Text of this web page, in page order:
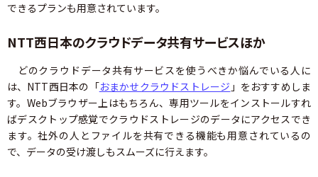
できるプランも用意されています。
NTT西日本のクラウドデータ共有サービスほか
どのクラウドデータ共有サービスを使うべきか悩んでいる人に
は、NTT西日本の「おまかせクラウドストレージ 」をおすすめしま
す。Webブラウザー上はもちろん、専用ツールをインストールすれ
ばデスクトップ感覚でクラウドストレージのデータにアクセスでき
ます。社外の人とファイルを共有できる機能も用意されているの
で、データの受け渡しもスムーズに行えます。